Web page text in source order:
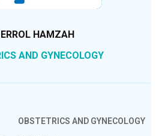
HAMZAH
AND GYNECOLOGY
OBSTETRICS AND GYNECOLOGY